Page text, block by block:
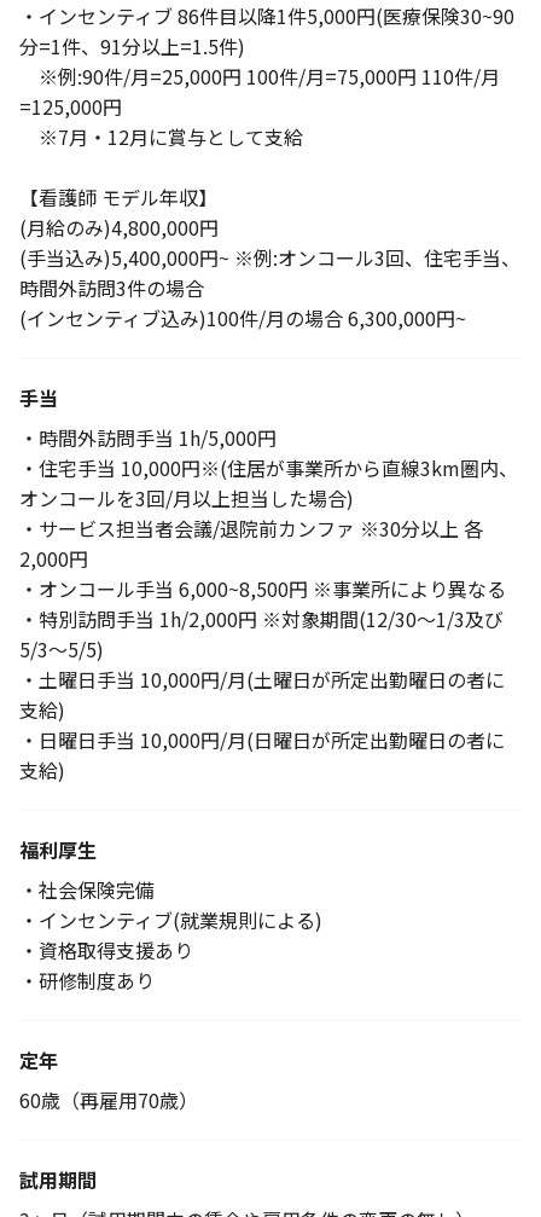
・インセンティブ 86件目以降1件5,000円(医療保険30~90
分=1件、91分以上=1.5件)
※例:90件/月=25,000円 100件/月=75,000円 110件/月
=125,000円
※7月・12月に賞与として支給
【看護師 モデル年収】
(月給のみ)4,800,000円
(手当込み)5,400,000円~ ※例:オンコール3回、住宅手当、
時間外訪問3件の場合
(インセンティブ込み)100件/月の場合 6,300,000円~
手当
・時間外訪問手当 1h/5,000円
・住宅手当 10,000円※(住居が事業所から直線3km圏内、
オンコールを3回/月以上担当した場合)
・サービス担当者会議/退院前カンファ ※30分以上 各
2,000円
・オンコール手当 6,000~8,500円 ※事業所により異なる
・特別訪問手当 1h/2,000円 ※対象期間(12/30〜1/3及び
5/3〜5/5)
・土曜日手当 10,000円/月(土曜日が所定出勤曜日の者に
支給)
・日曜日手当 10,000円/月(日曜日が所定出勤曜日の者に
支給)
福利厚生
・社会保険完備
・インセンティブ(就業規則による)
・資格取得支援あり
・研修制度あり
定年
60歳（再雇用70歳）
試用期間